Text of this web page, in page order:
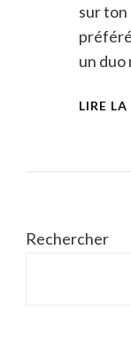
sur ton
un duo
LIRE
Rechercher